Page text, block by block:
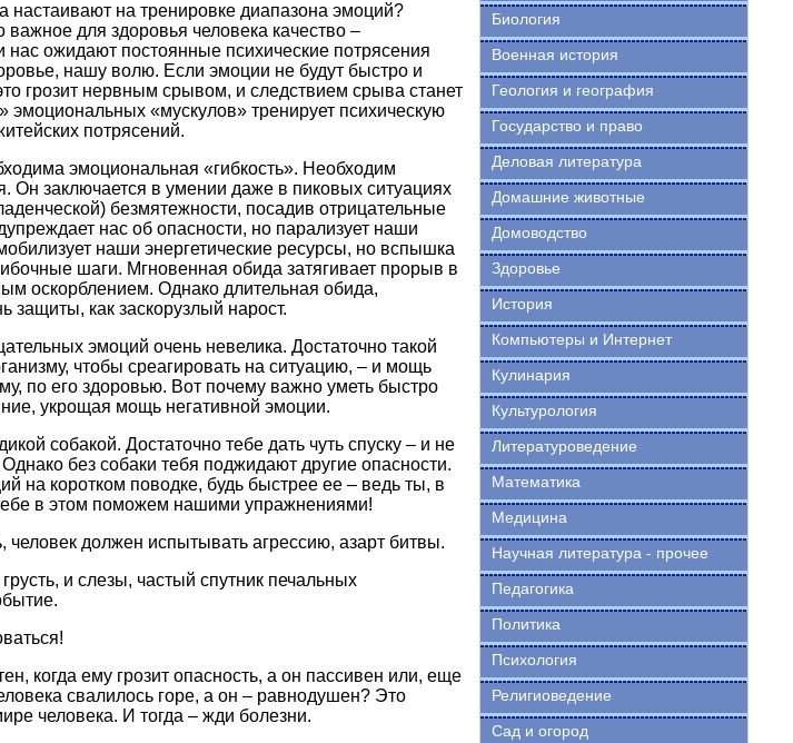
на тренировке диапазона эмоций?
для здоровья человека качество –
нас ожидают постоянные психические потрясения
нашу волю. Если эмоции не будут быстро и
грозит нервным срывом, и следствием срыва станет
«мускулов» тренирует психическую
потрясений.
эмоциональная «гибкость». Необходим
Он заключается в умении даже в пиковых ситуациях
безмятежности, посадив отрицательные
нас об опасности, но парализует наши
наши энергетические ресурсы, но вспышка
шаги. Мгновенная обида затягивает прорыв в
оскорблением. Однако длительная обида,
защиты, как заскорузлый нарост.
эмоций очень невелика. Достаточно такой
чтобы среагировать на ситуацию, – и мощь
по его здоровью. Вот почему важно уметь быстро
укрощая мощь негативной эмоции.
собакой. Достаточно тебе дать чуть спуску – и не
без собаки тебя поджидают другие опасности.
на коротком поводке, будь быстрее ее – ведь ты, в
в этом поможем нашими упражнениями!
человек должен испытывать агрессию, азарт битвы.
и слезы, частый спутник печальных
когда ему грозит опасность, а он пассивен или, еще
свалилось горе, а он – равнодушен? Это
человека. И тогда – жди болезни.
Биология
Военная история
Геология и география
Государство и право
Деловая литература
Домашние животные
Домоводство
Здоровье
История
Компьютеры и Интернет
Кулинария
Культурология
Литературоведение
Математика
Медицина
Научная литература - прочее
Педагогика
Политика
Психология
Религиоведение
Сад и огород